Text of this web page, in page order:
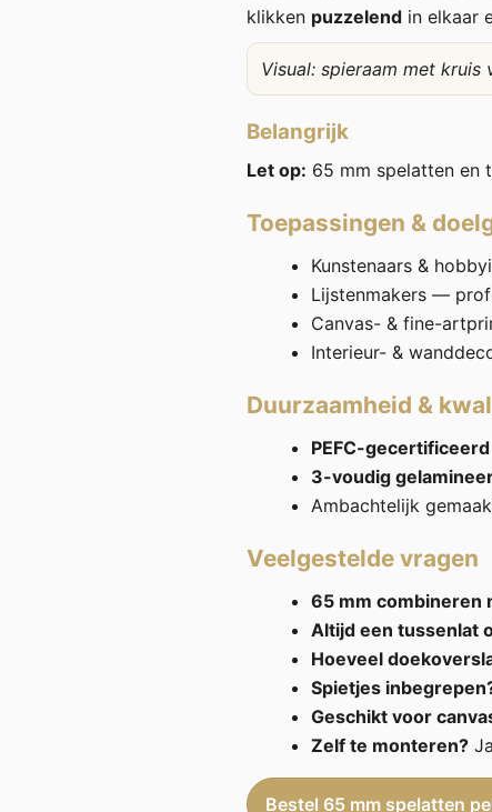
klikken puzzelend in elkaar
Visual: spieraam met
Belangrijk
Let op: 65 mm spelatten en
Toepassingen &
Kunstenaars &
Lijstenmakers —
Canvas- & fine-
Interieur- &
Duurzaamheid &
PEFC-gecertificeerd
3-voudig
Ambachtelijk
Veelgestelde vragen
65 mm combineren
Altijd een tussenlat
Hoeveel
Spietjes
Geschikt voor
Zelf te monteren?
Bestel 65 mm spelatten